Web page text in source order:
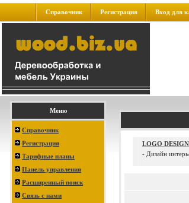
Справочник Регистрация Вход для
Меню
Справочник
Регистрация
Тарифные планы
Панель управления
Расширенный поиск
Связь с нами
LOGO
- Дизайн